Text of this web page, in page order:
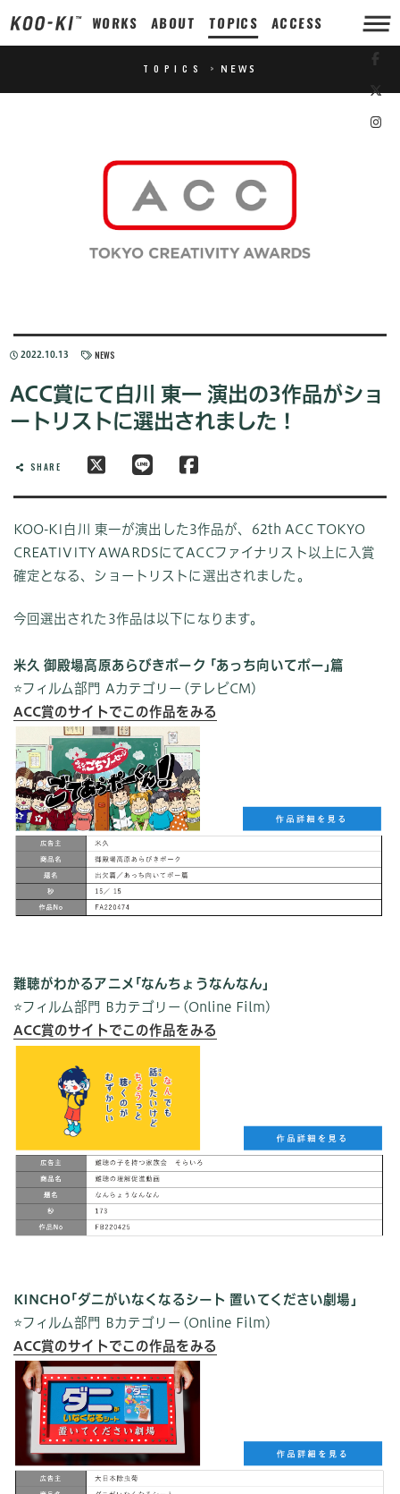
WORKS ABOUT TOPICS ACCESS
TOPICS > NEWS
2022.10.13 NEWS
ACC賞にて白川 東一 演出の3作品がショ
ートリストに選出されました！
SHARE
KOO-KI白川 東一が演出した3作品が、62th ACC TOKYO
CREATIVITY AWARDSにてACCファイナリスト以上に入賞
確定となる、ショートリストに選出されました。
今回選出された3作品は以下になります。
米久 御殿場高原あらびきポーク ｢あっち向いてポー｣篇
⭐️フィルム部門 Aカテゴリー(テレビCM)
ACC賞のサイトでこの作品をみる
難聴がわかるアニメ｢なんちょうなんなん｣
⭐️フィルム部門 Bカテゴリー(Online Film)
ACC賞のサイトでこの作品をみる
KINCHO｢ダニがいなくなるシート 置いてください劇場｣
⭐️フィルム部門 Bカテゴリー(Online Film)
ACC賞のサイトでこの作品をみる